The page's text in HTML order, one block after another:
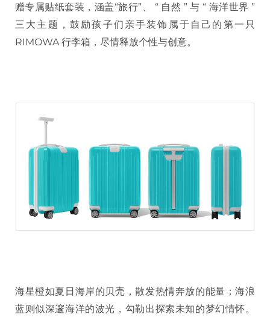
赠专属贴纸套装，涵盖“旅行”、 “ 自然 ” 与 “ 海洋世界 ”
三大主题，鼓励孩子们亲手装饰属于自己的第一只
RIMOWA 行李箱，尽情释放个性与创意。
海星橙如夏日海岸的贝壳，散发热情奔放的能量；海浪
蓝则似深邃海洋的波光，勾勒出探索未知的梦幻情怀。